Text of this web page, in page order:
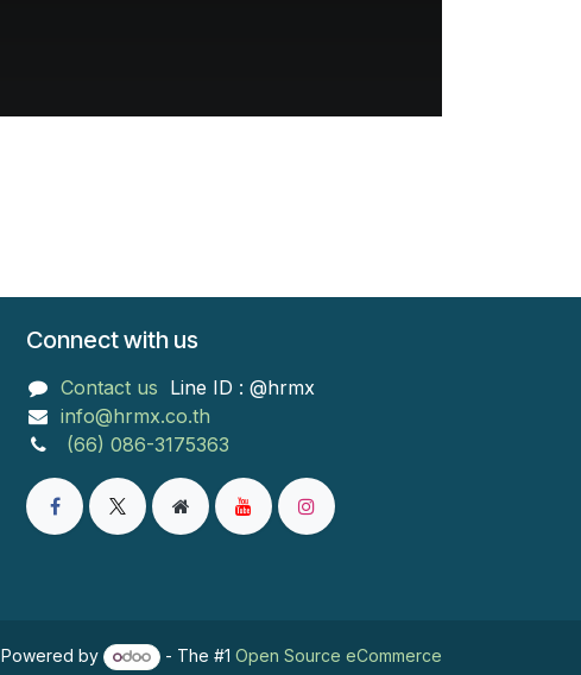
Connect with us
Contact us Line ID : @hrmx
info@hrmx.co.th
(66) 086-3175363
Powered by - The #1 Open Source eCommerce